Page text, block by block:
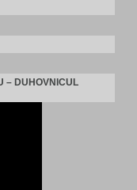
– DUHOVNICUL